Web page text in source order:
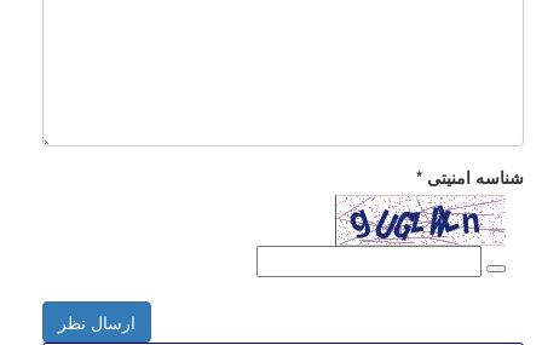
شناسه امنیتی *
ارسال نظر